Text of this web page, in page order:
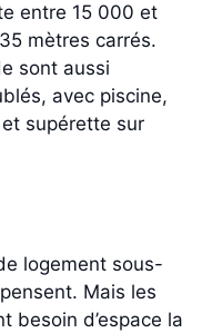
entre 15 000 et
mètres carrés.
sont aussi
avec piscine,
supérette sur
logement sous-
Mais les
besoin d’espace la